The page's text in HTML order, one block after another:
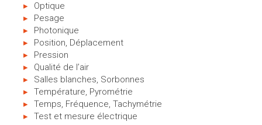
Optique
Pesage
Photonique
Position, Déplacement
Pression
Qualité de l’air
Salles blanches, Sorbonnes
Température, Pyrométrie
Temps, Fréquence, Tachymétrie
Test et mesure électrique